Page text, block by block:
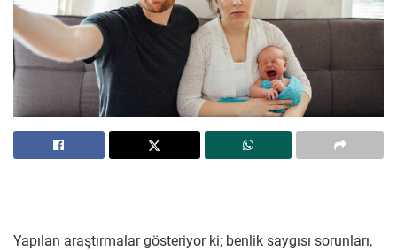
Yapılan araştırmalar gösteriyor ki; benlik saygısı sorunları,